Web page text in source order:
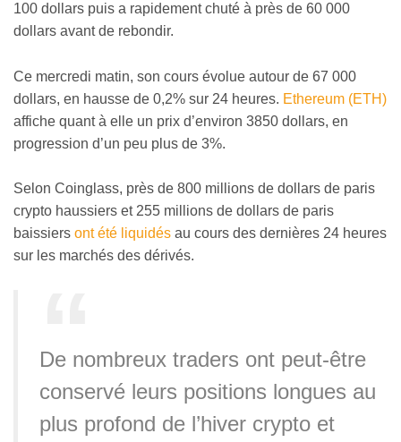
100 dollars puis a rapidement chuté à près de 60 000
dollars avant de rebondir.
Ce mercredi matin, son cours évolue autour de 67 000
dollars, en hausse de 0,2% sur 24 heures. Ethereum (ETH)
affiche quant à elle un prix d’environ 3850 dollars, en
progression d’un peu plus de 3%.
Selon Coinglass, près de 800 millions de dollars de paris
crypto haussiers et 255 millions de dollars de paris
baissiers ont été liquidés au cours des dernières 24 heures
sur les marchés des dérivés.
De nombreux traders ont peut-être
conservé leurs positions longues au
plus profond de l’hiver crypto et